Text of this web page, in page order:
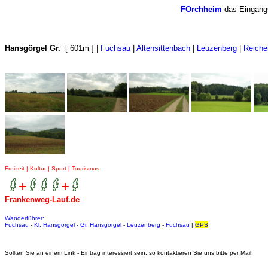
FOrchheim das
Hansgörgel Gr. [ 601m ] | Fuchsau Altensittenbach Leuzenberg
Freizeit | Kultur | Sport | Tourismus
+ +
Frankenweg-Lauf.de
Wanderführer:
Fuchsau - Kl. Hansgörgel - Gr. Hansgörgel - Leuzenberg - Fuchsau | GPS
Sollten Sie an einem Link - Eintrag interessiert sein, so kontaktieren Sie uns bitte per Mail.